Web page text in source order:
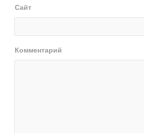
Сайт
Комментарий